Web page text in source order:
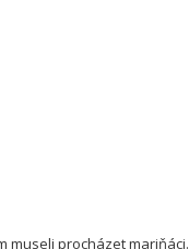
museli procházet mariňáci.